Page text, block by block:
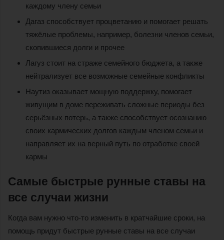
каждому члену семьи
Дагаз способствует процветанию и помогает решать
тяжёлые проблемы, например, болезни членов семьи,
скопившиеся долги и прочее
Лагуз стоит на страже семейного бюджета, а также
нейтрализует все возможные семейные конфликты
Наутиз оказывает мощную поддержку, помогает
живущим в доме переживать сложные периоды без
серьёзных потерь, а также способствует осознанию
своих кармических долгов каждым членом семьи и
направляет их на верный путь по отработке своей
кармы
Самые быстрые рунные ставы на
все случаи жизни
Когда вам нужно что-то изменить в кратчайшие сроки, на
помощь придут быстрые рунные ставы на все случаи